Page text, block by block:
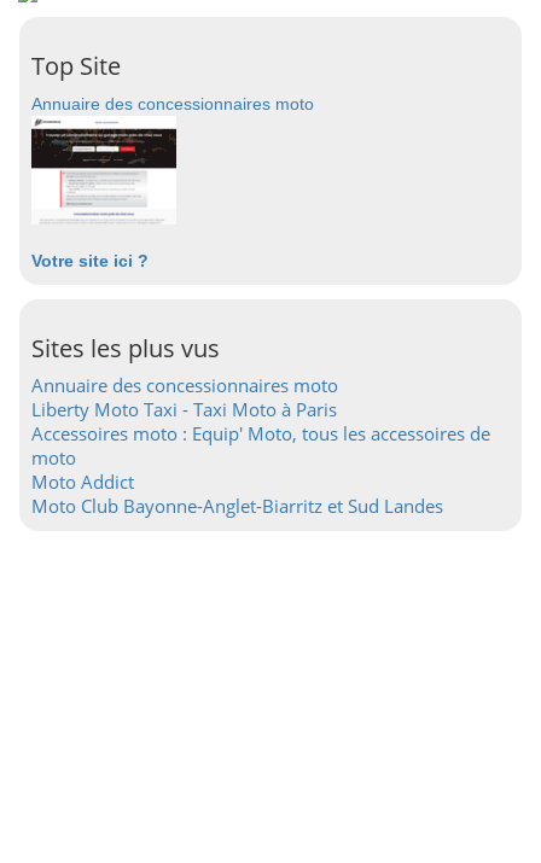
Top Site
Annuaire des concessionnaires moto
Votre site ici ?
Sites les plus vus
Annuaire des concessionnaires moto
Liberty Moto Taxi - Taxi Moto à Paris
Accessoires moto : Equip' Moto, tous les accessoires de
moto
Moto Addict
Moto Club Bayonne-Anglet-Biarritz et Sud Landes